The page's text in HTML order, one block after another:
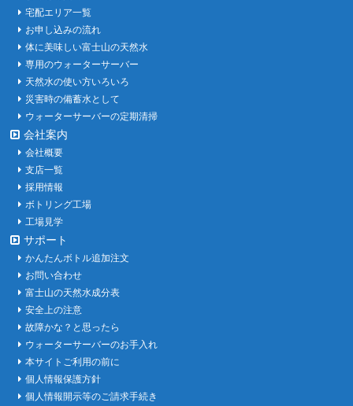
宅配エリア一覧
お申し込みの流れ
体に美味しい富士山の天然水
専用のウォーターサーバー
天然水の使い方いろいろ
災害時の備蓄水として
ウォーターサーバーの定期清掃
会社案内
会社概要
支店一覧
採用情報
ボトリング工場
工場見学
サポート
かんたんボトル追加注文
お問い合わせ
富士山の天然水成分表
安全上の注意
故障かな？と思ったら
ウォーターサーバーのお手入れ
本サイトご利用の前に
個人情報保護方針
個人情報開示等のご請求手続き